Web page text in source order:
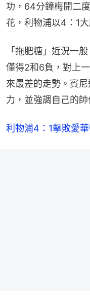
功，64分鐘梅開二
花，利物浦以4：1大
「拖肥糖」近況一
僅得2和6負，對上
來最差的走勢。賓
力，並強調自己的帥
利物浦4：1擊敗愛